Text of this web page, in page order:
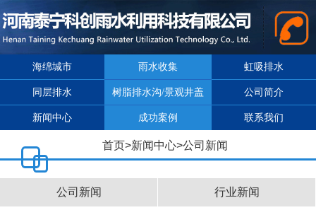
海绵城市 雨水收集 虹吸排水
同层排水 树脂排水沟/景观井盖 公司简介
新闻中心 成功案例 联系我们
首页>新闻中心>公司新闻
公司新闻 行业新闻